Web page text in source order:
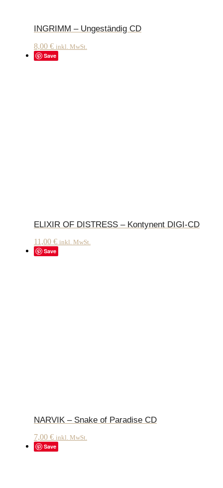
INGRIMM – Ungeständig CD
8,00 € inkl. MwSt.
Save
ELIXIR OF DISTRESS – Kontynent DIGI-CD
11,00 € inkl. MwSt.
Save
NARVIK – Snake of Paradise CD
7,00 € inkl. MwSt.
Save